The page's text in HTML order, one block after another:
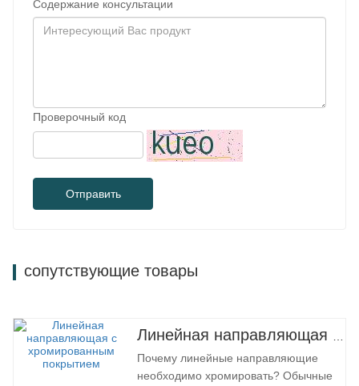
Содержание консультации
Проверочный код
Отправить
сопутствующие товары
Линейная направляющая с хромированным покрытием
Почему линейные направляющие
необходимо хромировать? Обычные